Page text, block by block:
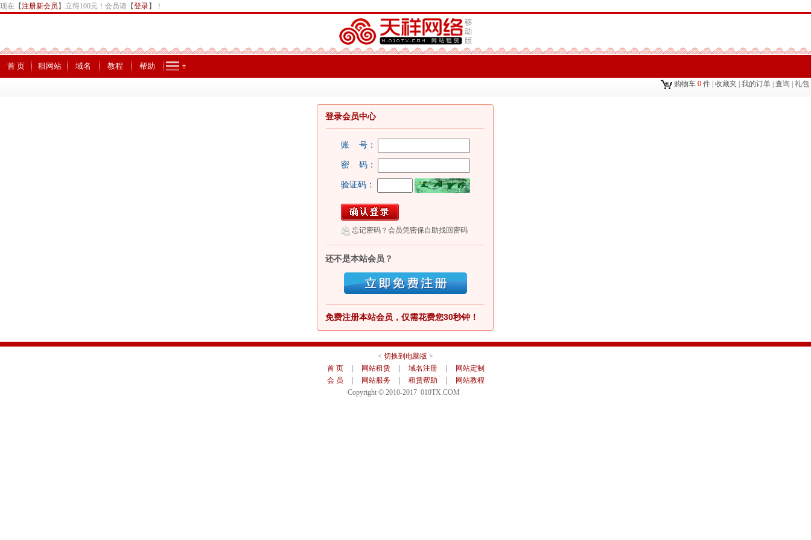
现在 【注册新会员 】 立得100元！会员请 【登录】 ！
首 页 租网站 域名 教程 帮助
购物车 0 件 收藏夹 我的订单 查询 礼包
登录会员中心
账 号：
密 码：
验证码：
忘记密码？会员凭密保自助找回密码
还不是本站会员？
免费注册本站会员，仅需花费您30秒钟！
< 切换到电脑版 >
首 页｜ 网站租赁｜ 域名注册｜
网站定制
会 员
网站服务｜ 租赁帮助
网站教程
Copyright © 2010-2017 010TX.COM